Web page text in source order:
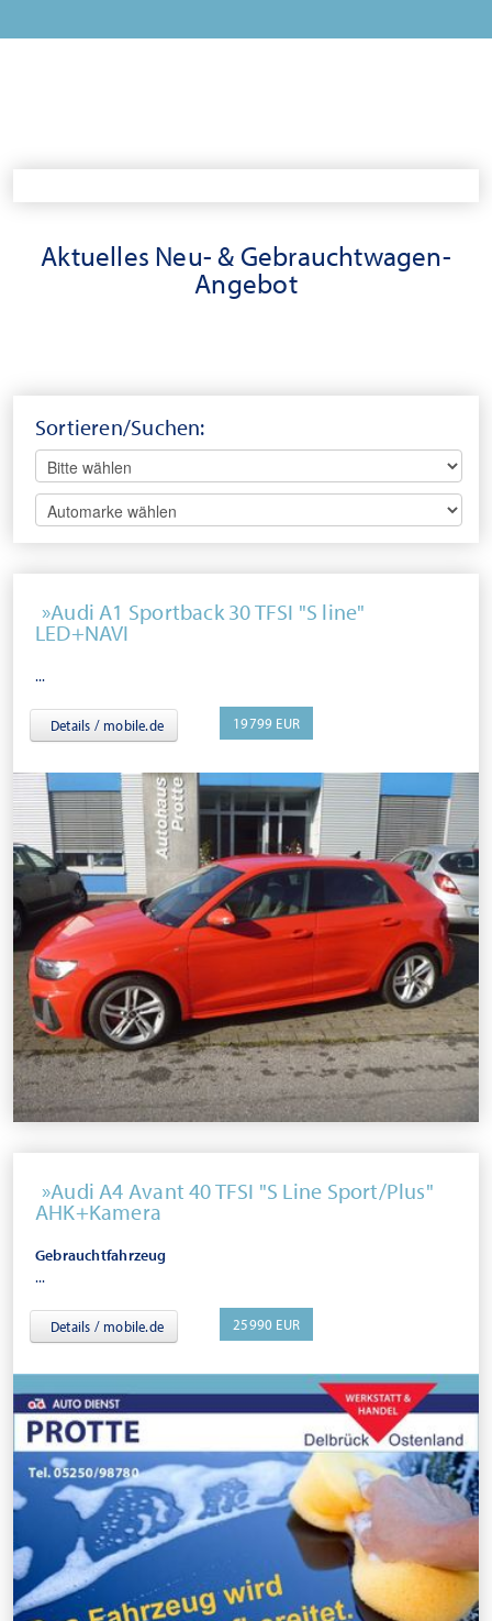
Aktuelles Neu- & Gebrauchtwagen-
Angebot
Sortieren/Suchen:
Audi A1 Sportback 30 TFSI "S line"
LED+NAVI
...
Details / mobile.de 19799 EUR
Audi A4 Avant 40 TFSI "S Line Sport/Plus"
AHK+Kamera
Gebrauchtfahrzeug
...
Details / mobile.de 25990 EUR